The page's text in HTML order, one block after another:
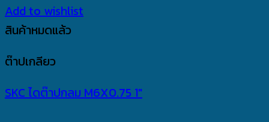
Add to wishlist
สินค้าหมดแล้ว
ต๊าปเกลียว
SKC ไดต๊าปกลม M6X0.75 1″